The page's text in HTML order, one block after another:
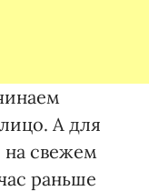
А для
на свежем
раньше